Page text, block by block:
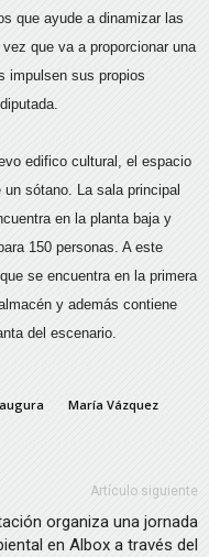
que ayude a dinamizar las
que va a proporcionar una
impulsen sus propios
edifico cultural, el espacio
sótano. La sala principal
en la planta baja y
150 personas. A este
se encuentra en la primera
y además contiene
del escenario.
María Vázquez
Artículo siguiente
organiza una jornada
en Albox a través del